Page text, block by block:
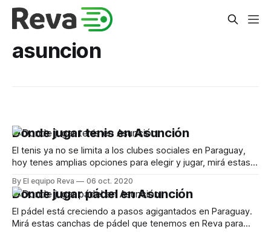
asuncion
Donde jugar tenis en Asunción
El tenis ya no se limita a los clubes sociales en Paraguay,
hoy tenes amplias opciones para elegir y jugar, mirá estas
y alrededores.
By El equipo Reva 06 oct. 2020
Donde jugar pádel en Asunción
El pádel está creciendo a pasos agigantados en Paraguay.
Mirá estas canchas de pádel que tenemos en Reva para